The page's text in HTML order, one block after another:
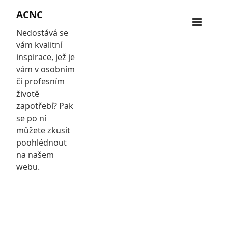
content
ACNC
Nedostává se
vám kvalitní
inspirace, jež je
vám v osobním
či profesním
životě
zapotřebí? Pak
se po ní
můžete zkusit
poohlédnout
na našem
webu.